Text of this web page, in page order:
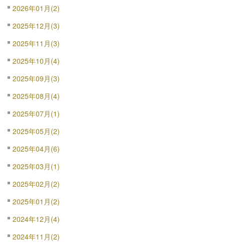
2026年01月(2)
2025年12月(3)
2025年11月(3)
2025年10月(4)
2025年09月(3)
2025年08月(4)
2025年07月(1)
2025年05月(2)
2025年04月(6)
2025年03月(1)
2025年02月(2)
2025年01月(2)
2024年12月(4)
2024年11月(2)